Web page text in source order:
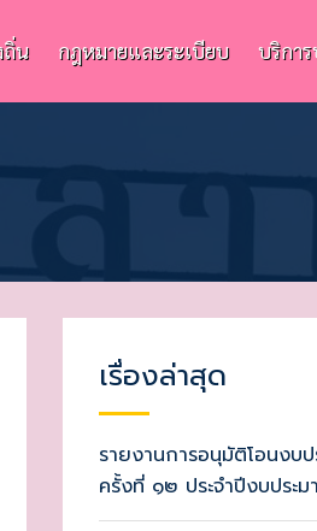
น กฎหมายและระเบียบ บริกา
เรื่องล่าสุด
รายงานการอนุมัติโอนงบ
ครั้งที่ ๑๒ ประจำปีงบปร